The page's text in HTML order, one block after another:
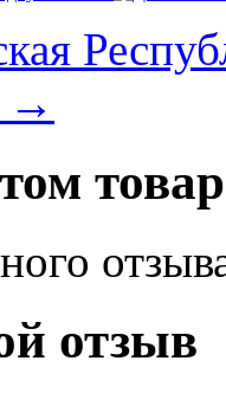
→
отзыв